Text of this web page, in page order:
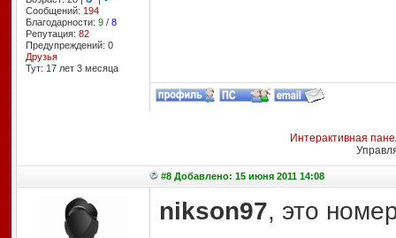
Сообщений: 194
Благодарности: 9/ 8
Репутация: 82
Предупреждений: 0
Друзья
Тут: 17 лет 3 месяцa
Интерактивная
#8 Добавлено: 15 июня 2011 14:08
nikson97, это